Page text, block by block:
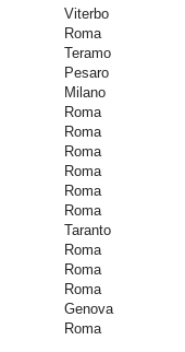
Viterbo
Roma
Teramo
Pesaro
Milano
Roma
Roma
Roma
Roma
Roma
Roma
Taranto
Roma
Roma
Roma
Genova
Roma